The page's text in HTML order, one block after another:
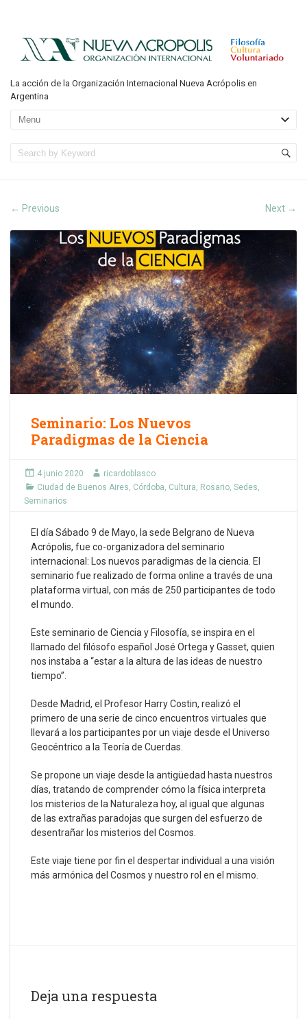
La acción de la Organización Internacional Nueva Acrópolis en
Argentina
← Previous Next →
Seminario: Los Nuevos
Paradigmas de la Ciencia
4 junio 2020
ricardoblasco
Ciudad de Buenos Aires, Córdoba, Cultura, Rosario, Sedes,
Seminarios
El día Sábado 9 de Mayo, la sede Belgrano de Nueva
Acrópolis, fue co-organizadora del seminario
internacional: Los nuevos paradigmas de la ciencia. El
seminario fue realizado de forma online a través de una
plataforma virtual, con más de 250 participantes de todo
el mundo.
Este seminario de Ciencia y Filosofía, se inspira en el
llamado del filósofo español José Ortega y Gasset, quien
nos instaba a “estar a la altura de las ideas de nuestro
tiempo”.
Desde Madrid, el Profesor Harry Costin, realizó el
primero de una serie de cinco encuentros virtuales que
llevará a los participantes por un viaje desde el Universo
Geocéntrico a la Teoría de Cuerdas.
Se propone un viaje desde la antigüedad hasta nuestros
días, tratando de comprender cómo la física interpreta
los misterios de la Naturaleza hoy, al igual que algunas
de las extrañas paradojas que surgen del esfuerzo de
desentrañar los misterios del Cosmos.
Este viaje tiene por fin el despertar individual a una visión
más armónica del Cosmos y nuestro rol en el mismo.
Deja una respuesta